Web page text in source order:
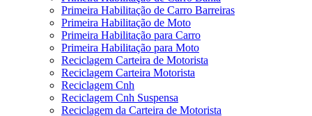
Primeira Habilitação de Carro Barreiras
Primeira Habilitação de Moto
Primeira Habilitação para Carro
Primeira Habilitação para Moto
Reciclagem Carteira de Motorista
Reciclagem Carteira Motorista
Reciclagem Cnh
Reciclagem Cnh Suspensa
Reciclagem da Carteira de Motorista